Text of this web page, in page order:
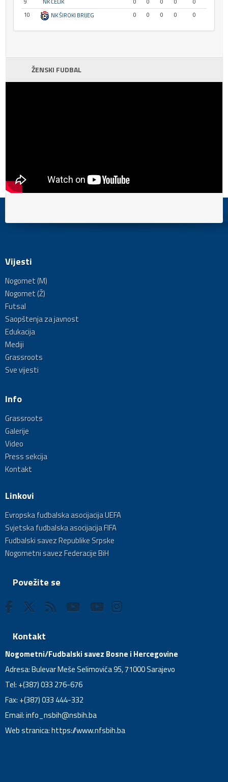
10
NK ŠIROKI BRIJEG 0 0 0 0 0
ŽENSKI FUDBAL
Vijesti
Nogomet (M)
Nogomet (Ž)
Futsal
Saopštenja za javnost
Edukacija
Mediji
Grassroots
Sve vijesti
Info
Grassroots
Galerije
Video
Press sekcija
Kontakt
Linkovi
Evropska fudbalska asocijacija UEFA
Svjetska fudbalska asocijacija FIFA
Fudbalski savez Republike Srpske
Nogometni savez Federacije BiH
Povežite se
Kontakt
Nogometni/Fudbalski savez Bosne i Hercegovine
Adresa: Bulevar Meše Selimovića 95, 71000 Sarajevo
Tel: +(387) 033 276-676
Fax: +(387) 033 444-332
Email:info_nsbih@nsbih.ba
Web stranica: https://www.nfsbih.ba